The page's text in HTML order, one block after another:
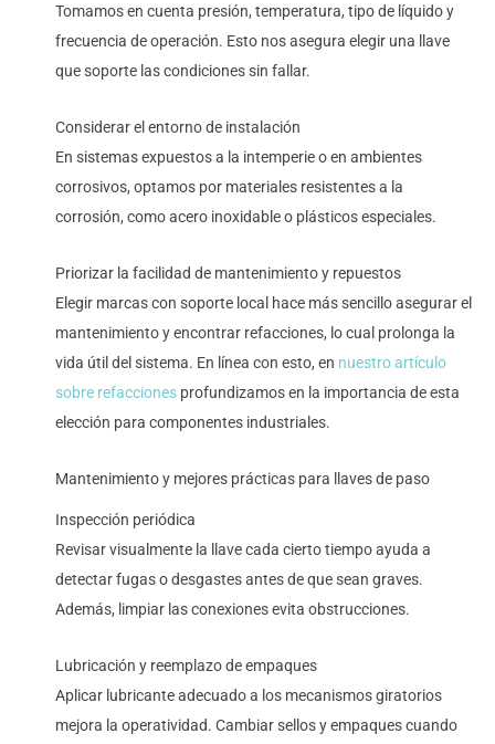
Tomamos en cuenta presión, temperatura, tipo de líquido y
frecuencia de operación. Esto nos asegura elegir una llave
que soporte las condiciones sin fallar.
Considerar el entorno de instalación
En sistemas expuestos a la intemperie o en ambientes
corrosivos, optamos por materiales resistentes a la
corrosión, como acero inoxidable o plásticos especiales.
Priorizar la facilidad de mantenimiento y repuestos
Elegir marcas con soporte local hace más sencillo asegurar el
mantenimiento y encontrar refacciones, lo cual prolonga la
vida útil del sistema. En línea con esto, en nuestro artículo
sobre refacciones profundizamos en la importancia de esta
elección para componentes industriales.
Mantenimiento y mejores prácticas para llaves de paso
Inspección periódica
Revisar visualmente la llave cada cierto tiempo ayuda a
detectar fugas o desgastes antes de que sean graves.
Además, limpiar las conexiones evita obstrucciones.
Lubricación y reemplazo de empaques
Aplicar lubricante adecuado a los mecanismos giratorios
mejora la operatividad. Cambiar sellos y empaques cuando